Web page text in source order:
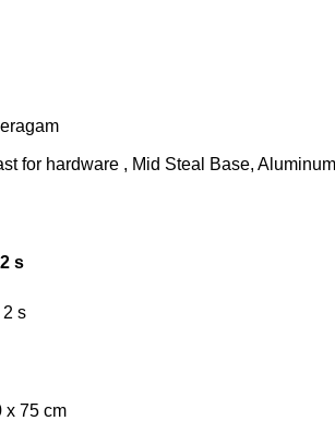
for hardware , Mid Steal Base,
s
x 75 сm